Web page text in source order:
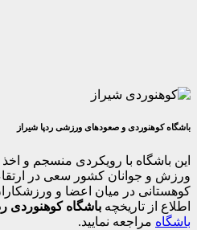
و صعودهای ورزشی ردپا شیراز
با رویکردی منسجم و اخذ مجوز
کشور سعی در ارتقاء و
میان اعضا و ورزشکاران را دارد.
باشگاه کوهنوردی ردپابه
نمایید.